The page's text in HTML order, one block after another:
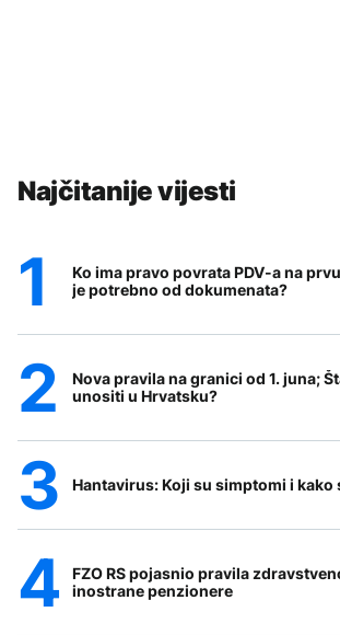
Najčitanije vijesti
Ko ima pravo povrata PDV-a na
je potrebno od dokumenata?
Nova pravila na granici od 1. juna;
unositi u Hrvatsku?
Hantavirus: Koji su simptomi i kako
FZO RS pojasnio pravila
inostrane penzionere